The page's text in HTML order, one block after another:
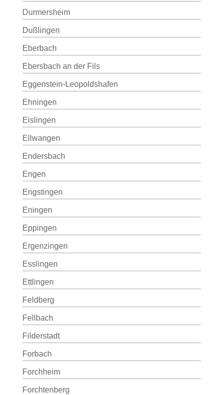
Durmersheim
Dußlingen
Eberbach
Ebersbach an der Fils
Eggenstein-Leopoldshafen
Ehningen
Eislingen
Ellwangen
Endersbach
Engen
Engstingen
Eningen
Eppingen
Ergenzingen
Esslingen
Ettlingen
Feldberg
Fellbach
Filderstadt
Forbach
Forchheim
Forchtenberg